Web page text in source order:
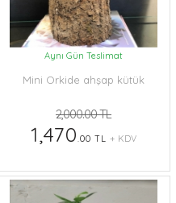
Aynı Gün Teslimat
Mini Orkide ahşap kütük
2,000.00 TL
1,470.00 TL+ KDV